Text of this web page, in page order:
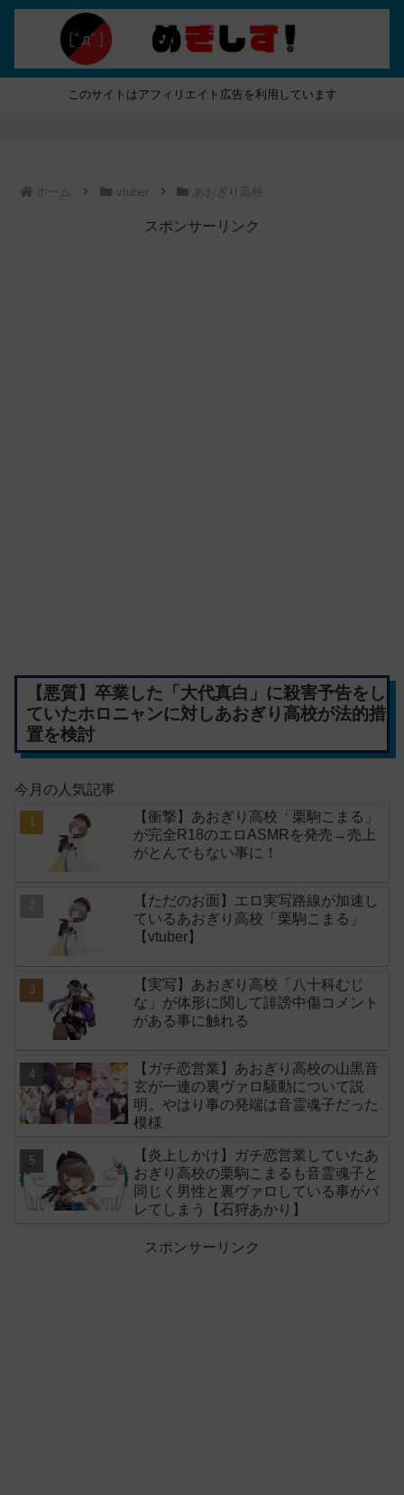
このサイトはアフィリエイト広告を利用しています
ホーム vtuber あおぎり高校
スポンサーリンク
【悪質】卒業した「大代真白」に殺害予告をし
ていたホロニャンに対しあおぎり高校が法的措
置を検討
今月の人気記事
【衝撃】あおぎり高校「栗駒こまる」
が完全R18のエロASMRを発売→売上
がとんでもない事に！
【ただのお面】エロ実写路線が加速し
ているあおぎり高校「栗駒こまる」
【vtuber】
【実写】あおぎり高校「八十科むじ
な」が体形に関して誹謗中傷コメント
がある事に触れる
【ガチ恋営業】あおぎり高校の山黒音
玄が一連の裏ヴァロ騒動について説
明。やはり事の発端は音霊魂子だった
模様
【炎上しかけ】ガチ恋営業していたあ
おぎり高校の栗駒こまるも音霊魂子と
同じく男性と裏ヴァロしている事がバ
レてしまう【石狩あかり】
スポンサーリンク